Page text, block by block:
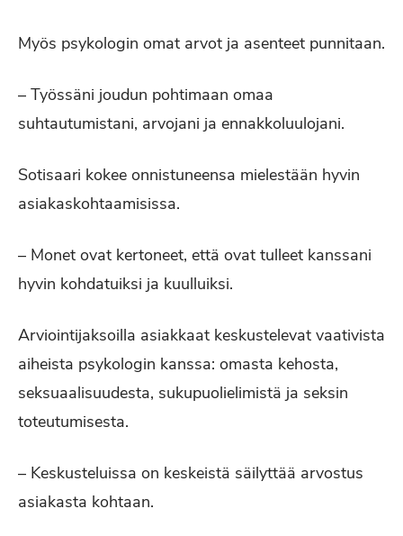
Myös psykologin omat arvot ja asenteet punnitaan.
– Työssäni joudun pohtimaan omaa
suhtautumistani, arvojani ja ennakkoluulojani.
Sotisaari kokee onnistuneensa mielestään hyvin
asiakaskohtaamisissa.
– Monet ovat kertoneet, että ovat tulleet kanssani
hyvin kohdatuiksi ja kuulluiksi.
Arviointijaksoilla asiakkaat keskustelevat vaativista
aiheista psykologin kanssa: omasta kehosta,
seksuaalisuudesta, sukupuolielimistä ja seksin
toteutumisesta.
– Keskusteluissa on keskeistä säilyttää arvostus
asiakasta kohtaan.